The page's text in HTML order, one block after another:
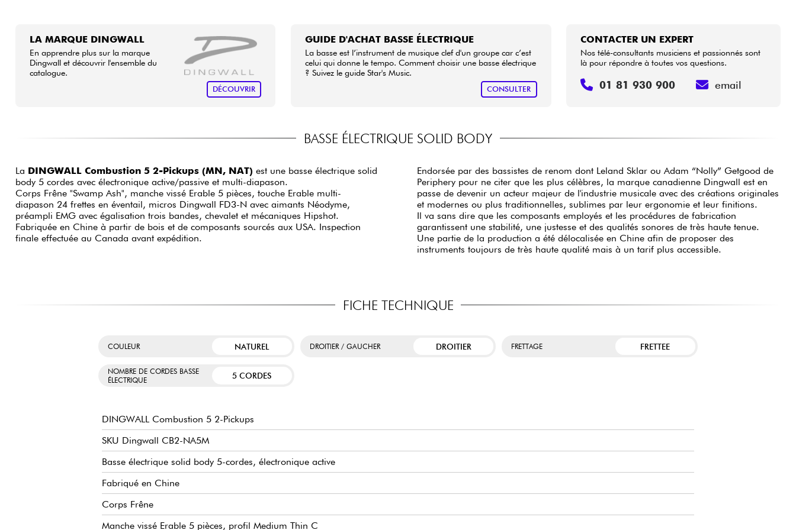
LA MARQUE DINGWALL
En apprendre plus sur la marque
Dingwall et découvrir l'ensemble du
catalogue.
DÉCOUVRIR
GUIDE D'ACHAT BASSE ÉLECTRIQUE
La basse est l’instrument de musique clef d'un groupe car c’est
celui qui donne le tempo. Comment choisir une basse électrique
? Suivez le guide Star's Music.
CONSULTER
CONTACTER UN EXPERT
Nos télé-consultants musiciens et passionnés sont
là pour répondre à toutes vos questions.
01 81 930 900 email
BASSE ÉLECTRIQUE SOLID BODY
La DINGWALL Combustion 5 2-Pickups (MN, NAT) est une basse électrique solid
body 5 cordes avec électronique active/passive et multi-diapason.
Corps Frêne "Swamp Ash", manche vissé Erable 5 pièces, touche Erable multi-
diapason 24 frettes en éventail, micros Dingwall FD3-N avec aimants Néodyme,
préampli EMG avec égalisation trois bandes, chevalet et mécaniques Hipshot.
Fabriquée en Chine à partir de bois et de composants sourcés aux USA. Inspection
finale effectuée au Canada avant expédition.
Endorsée par des bassistes de renom dont Leland Sklar ou Adam “Nolly” Getgood de
Periphery pour ne citer que les plus célèbres, la marque canadienne Dingwall est en
passe de devenir un acteur majeur de l'industrie musicale avec des créations originales
et modernes ou plus traditionnelles, sublimes par leur ergonomie et leur finitions.
Il va sans dire que les composants employés et les procédures de fabrication
garantissent une stabilité, une justesse et des qualités sonores de très haute tenue.
Une partie de la production a été délocalisée en Chine afin de proposer des
instruments toujours de très haute qualité mais à un tarif plus accessible.
FICHE TECHNIQUE
COULEUR NATUREL DROITIER / GAUCHER DROITIER FRETTAGE FRETTEE
NOMBRE DE CORDES BASSE
ÉLECTRIQUE
5 CORDES
DINGWALL Combustion 5 2-Pickups
SKU Dingwall CB2-NA5M
Basse électrique solid body 5-cordes, électronique active
Fabriqué en Chine
Corps Frêne
Manche vissé Erable 5 pièces, profil Medium Thin C